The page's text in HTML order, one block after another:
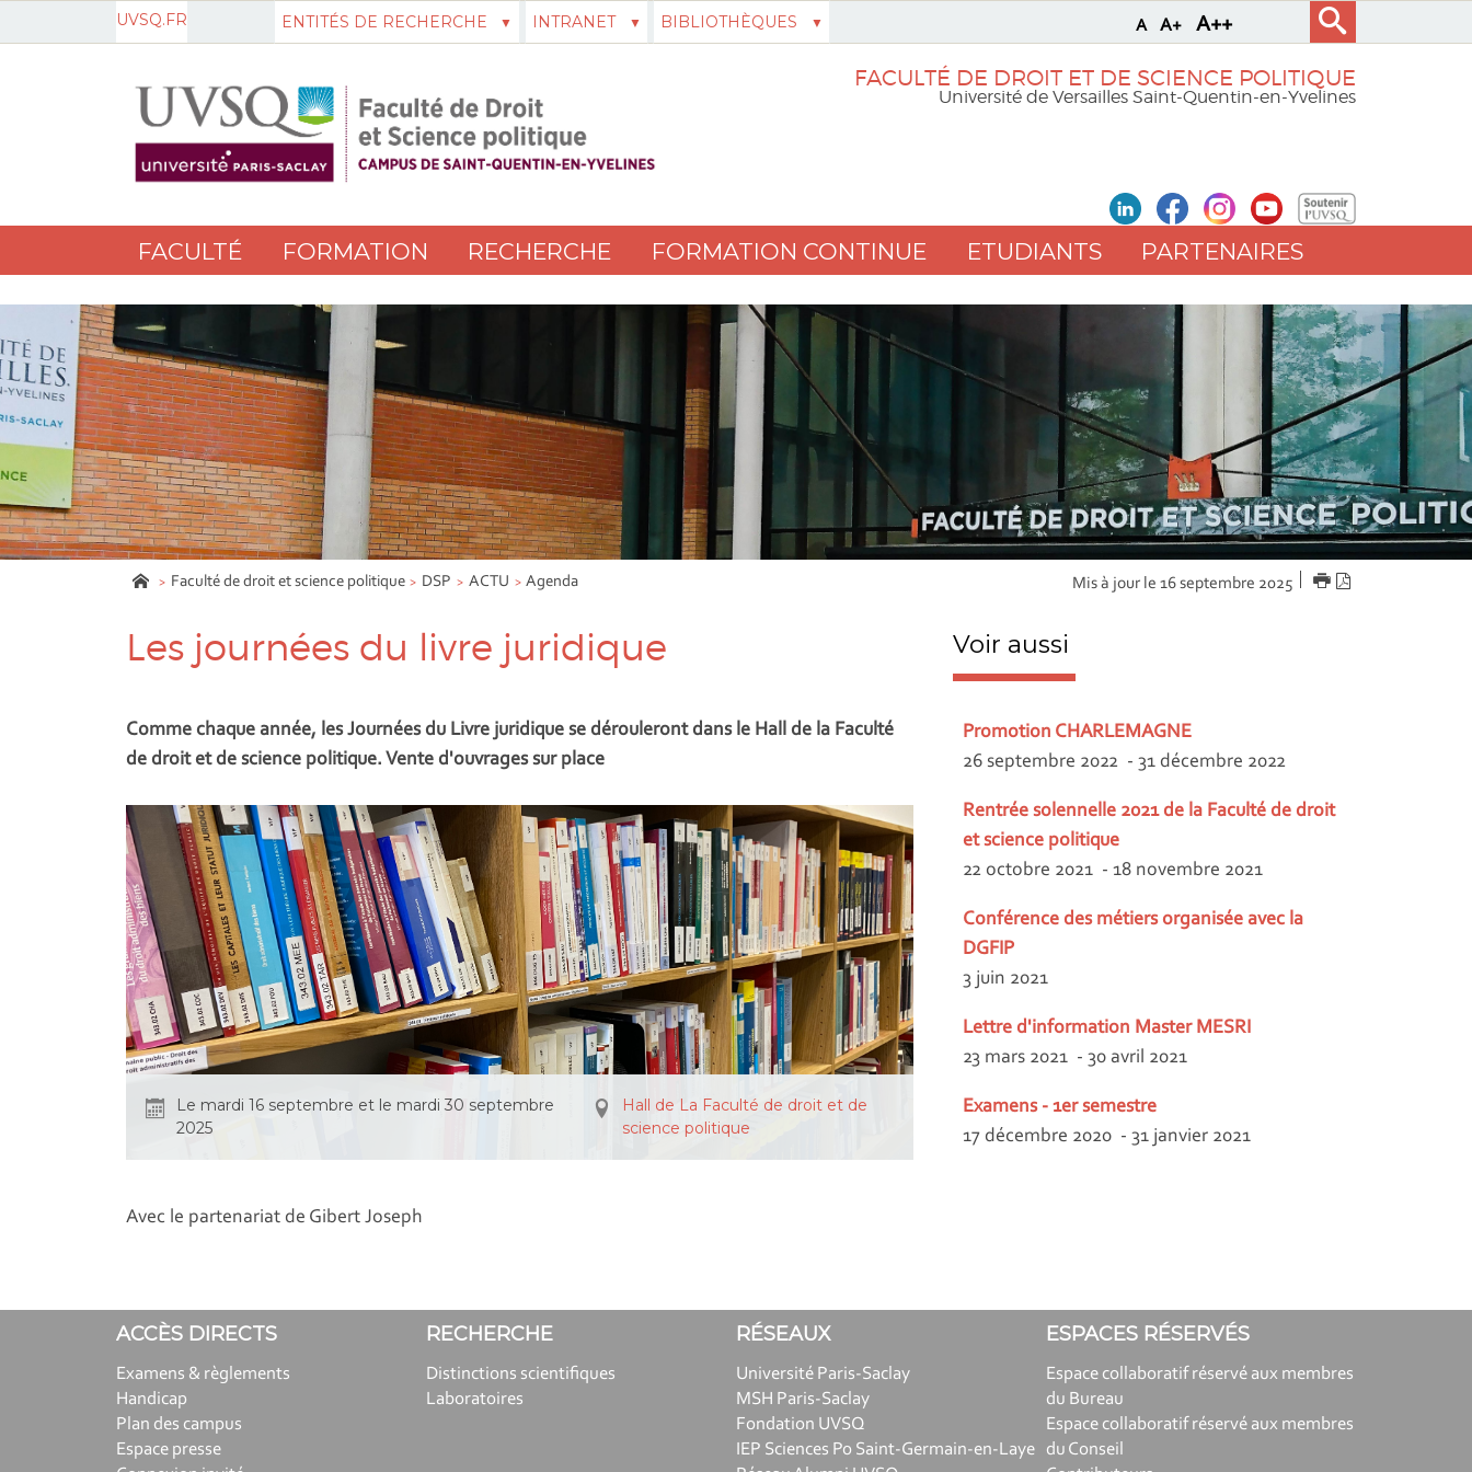
A A+ A++
UVSQ.FR
FACULTÉ DE DROIT ET DE SCIENCE POLITIQUE
Université de Versailles Saint-Quentin-en-Yvelines
FACULTÉ FORMATION RECHERCHE FORMATION CONTINUE ETUDIANTS PARTENAIRES
Faculté de droit et science politique DSP ACTU Agenda Mis à jour le 16 septembre 2025 IMPRIMER
Les journées du livre juridique
Comme chaque année, les Journées du Livre juridique se dérouleront dans le Hall de la Faculté
de droit et de science politique. Vente d'ouvrages sur place
Le mardi 16 septembre et le mardi 30 septembre
2025
Hall de La Faculté de droit et de
science politique
Avec le partenariat de Gibert Joseph
Voir aussi
Promotion CHARLEMAGNE
26 septembre 2022 - 31 décembre 2022
Rentrée solennelle 2021 de la Faculté de droit
et science politique
22 octobre 2021 - 18 novembre 2021
Conférence des métiers organisée avec la
DGFIP
3 juin 2021
Lettre d'information Master MESRI
23 mars 2021 - 30 avril 2021
Examens - 1er semestre
17 décembre 2020 - 31 janvier 2021
ENTITÉS DE RECHERCHE INTRANET BIBLIOTHÈQUES
ACCÈS DIRECTS
Examens & règlements
Handicap
Plan des campus
Espace presse
RECHERCHE
Distinctions scientifiques
Laboratoires
RÉSEAUX
Université Paris-Saclay
MSH Paris-Saclay
Fondation UVSQ
IEP Sciences Po Saint-Germain-en-Laye
ESPACES RÉSERVÉS
Espace collaboratif réservé aux membres
du Bureau
Espace collaboratif réservé aux membres
du Conseil